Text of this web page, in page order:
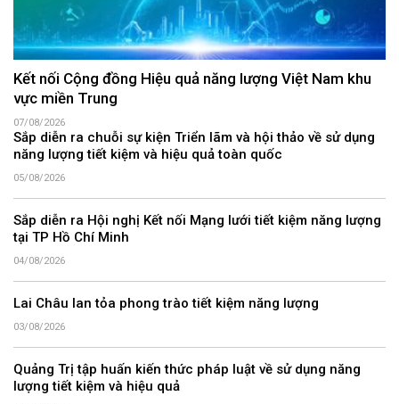
Kết nối Cộng đồng Hiệu quả năng lượng Việt Nam khu
vực miền Trung
07/08/2026
Sắp diễn ra chuỗi sự kiện Triển lãm và hội thảo về sử dụng
năng lượng tiết kiệm và hiệu quả toàn quốc
05/08/2026
Sắp diễn ra Hội nghị Kết nối Mạng lưới tiết kiệm năng lượng
tại TP Hồ Chí Minh
04/08/2026
Lai Châu lan tỏa phong trào tiết kiệm năng lượng
03/08/2026
Quảng Trị tập huấn kiến thức pháp luật về sử dụng năng
lượng tiết kiệm và hiệu quả